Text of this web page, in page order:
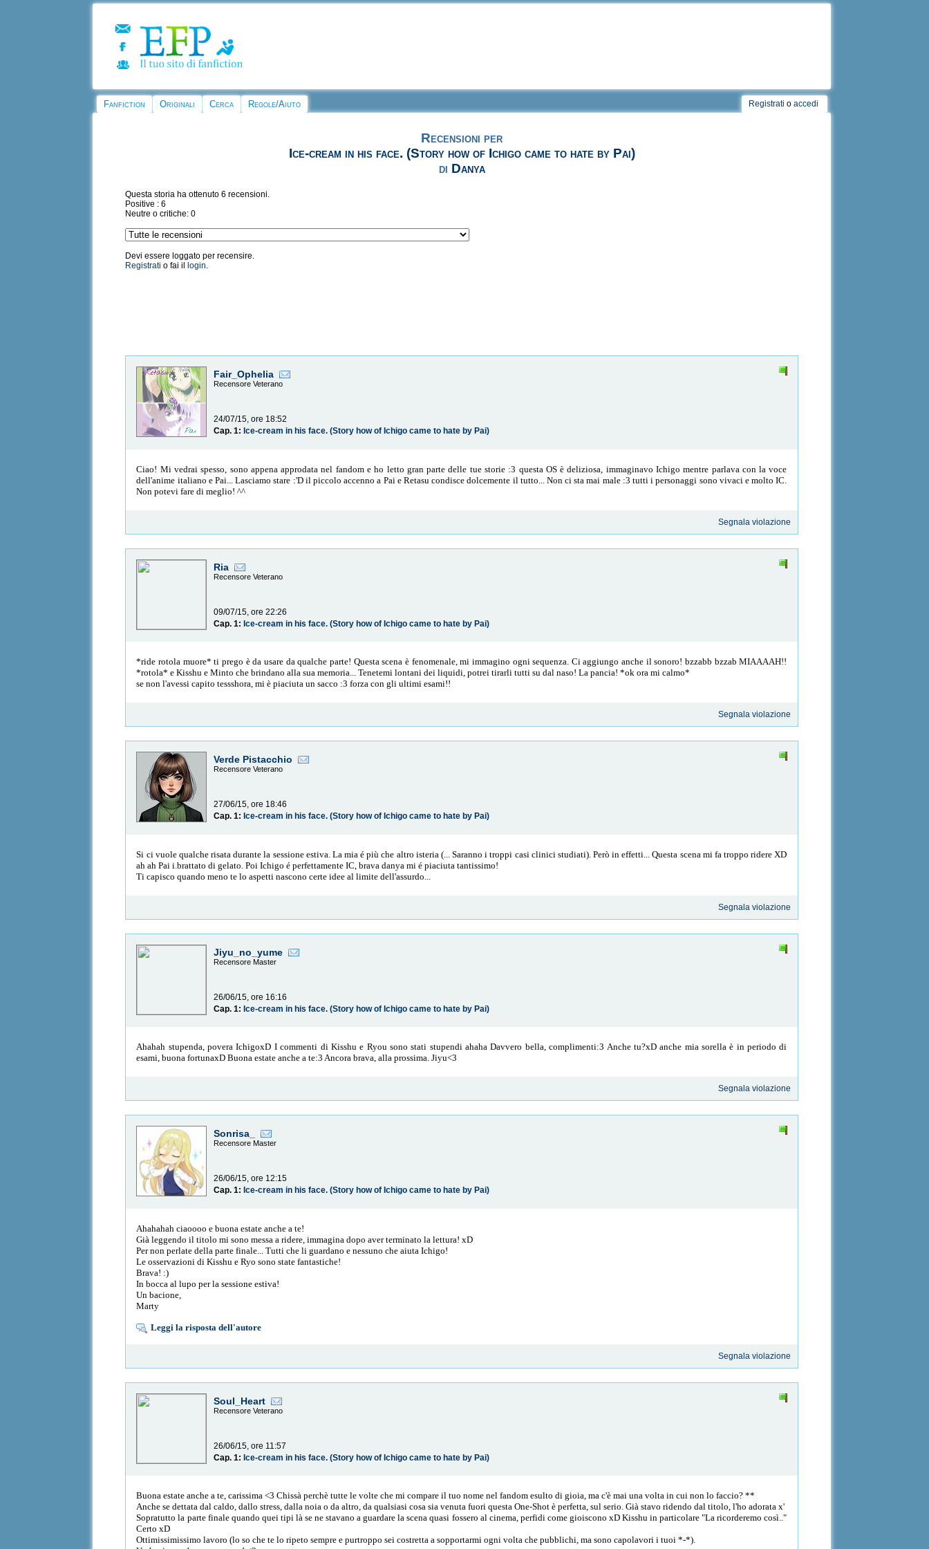
Fanfiction Originali Cerca Regole/Aiuto Registrati o accedi
Recensioni per
Ice-cream in his face. (Story how of Ichigo came to hate by Pai)
di Danya
Questa storia ha ottenuto 6 recensioni.
Positive : 6
Neutre o critiche: 0
Devi essere loggato per recensire.
Registrati o fai il login.
Fair_Ophelia
Recensore Veterano
24/07/15, ore 18:52
Cap. 1: Ice-cream in his face. (Story how of Ichigo came to hate by Pai)
Ciao! Mi vedrai spesso, sono appena approdata nel fandom e ho letto gran parte delle tue storie :3 questa OS è deliziosa, immaginavo Ichigo mentre parlava con la voce
dell'anime italiano e Pai... Lasciamo stare :'D il piccolo accenno a Pai e Retasu condisce dolcemente il tutto... Non ci sta mai male :3 tutti i personaggi sono vivaci e molto IC.
Non potevi fare di meglio! ^^
Segnala violazione
Ria
Recensore Veterano
09/07/15, ore 22:26
Cap. 1: Ice-cream in his face. (Story how of Ichigo came to hate by Pai)
*ride rotola muore* ti prego è da usare da qualche parte! Questa scena è fenomenale, mi immagino ogni sequenza. Ci aggiungo anche il sonoro! bzzabb bzzab MIAAAAH!!
*rotola* e Kisshu e Minto che brindano alla sua memoria... Tenetemi lontani dei liquidi, potrei tirarli tutti su dal naso! La pancia! *ok ora mi calmo*
se non l'avessi capito tessshora, mi è piaciuta un sacco :3 forza con gli ultimi esami!!
Segnala violazione
Verde Pistacchio
Recensore Veterano
27/06/15, ore 18:46
Cap. 1: Ice-cream in his face. (Story how of Ichigo came to hate by Pai)
Si ci vuole qualche risata durante la sessione estiva. La mia é più che altro isteria (... Saranno i troppi casi clinici studiati). Però in effetti... Questa scena mi fa troppo ridere XD
ah ah Pai i.brattato di gelato. Poi Ichigo é perfettamente IC, brava danya mi é piaciuta tantissimo!
Ti capisco quando meno te lo aspetti nascono certe idee al limite dell'assurdo...
Segnala violazione
Jiyu_no_yume
Recensore Master
26/06/15, ore 16:16
Cap. 1: Ice-cream in his face. (Story how of Ichigo came to hate by Pai)
Ahahah stupenda, povera IchigoxD I commenti di Kisshu e Ryou sono stati stupendi ahaha Davvero bella, complimenti:3 Anche tu?xD anche mia sorella è in periodo di
esami, buona fortunaxD Buona estate anche a te:3 Ancora brava, alla prossima. Jiyu<3
Segnala violazione
Sonrisa_
Recensore Master
26/06/15, ore 12:15
Cap. 1: Ice-cream in his face. (Story how of Ichigo came to hate by Pai)
Ahahahah ciaoooo e buona estate anche a te!
Già leggendo il titolo mi sono messa a ridere, immagina dopo aver terminato la lettura! xD
Per non perlate della parte finale... Tutti che li guardano e nessuno che aiuta Ichigo!
Le osservazioni di Kisshu e Ryo sono state fantastiche!
Brava! :)
In bocca al lupo per la sessione estiva!
Un bacione,
Marty
Leggi la risposta dell'autore
Segnala violazione
Soul_Heart
Recensore Veterano
26/06/15, ore 11:57
Cap. 1: Ice-cream in his face. (Story how of Ichigo came to hate by Pai)
Buona estate anche a te, carissima <3 Chissà perchè tutte le volte che mi compare il tuo nome nel fandom esulto di gioia, ma c'è mai una volta in cui non lo faccio? **
Anche se dettata dal caldo, dallo stress, dalla noia o da altro, da qualsiasi cosa sia venuta fuori questa One-Shot è perfetta, sul serio. Già stavo ridendo dal titolo, l'ho adorata x'
Sopratutto la parte finale quando quei tipi là se ne stavano a guardare la scena quasi fossero al cinema, perfidi come gioiscono xD Kisshu in particolare "La ricorderemo così.."
Certo xD
Ottimissimissimo lavoro (lo so che te lo ripeto sempre e purtroppo sei costretta a sopportarmi ogni volta che pubblichi, ma sono capolavori i tuoi *-*).